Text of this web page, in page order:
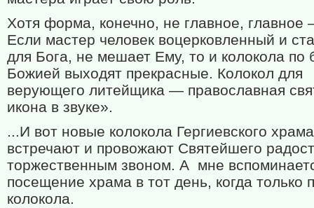
Хотя форма, конечно, не главное, главное
Если мастер человек воцерковленный и
для Бога, не мешает Ему, то и колокола по
Божией выходят прекрасные. Колокол для
верующего литейщика — православная
икона в звуке».
...И вот новые колокола Гергиевского
встречают и провожают Святейшего
торжественным звоном. А мне
посещение храма в тот день, когда только
колокола.